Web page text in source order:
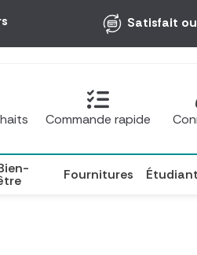
Satisfait
Commande rapide
Fournitures